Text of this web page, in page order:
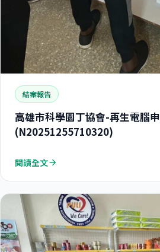
結案報告
高雄市科學園丁協會-再生電腦
(N20251255710320)
閱讀全文arrow_forward